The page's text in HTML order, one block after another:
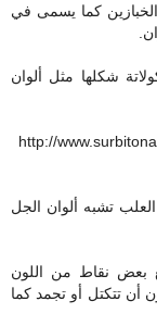
كما يسمى في
شكلها مثل ألوان
http://
تشبه ألوان الجل
بعض نقاط من اللون
أن تتكتل أو تجمد كما